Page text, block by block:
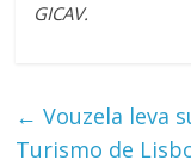
GICAV.
← Vouzela leva
Turismo de